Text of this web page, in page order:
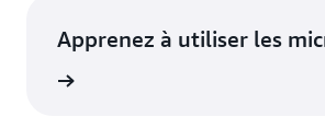
Apprenez à utiliser les